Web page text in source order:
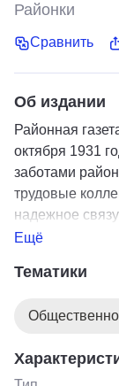
Районки
Сравнить
Об издании
Районная
октября 1931
заботами
трудовые
надежное
населением
Ещё
Тематики